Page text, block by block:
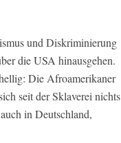
und Diskriminierung
die USA hinausgehen.
Die Afroamerikaner
seit der Sklaverei nichts
in Deutschland,